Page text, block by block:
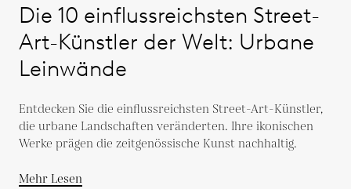
Die 10 einflussreichsten Street-
Art-Künstler der Welt: Urbane
Leinwände
Entdecken Sie die einflussreichsten Street-Art-Künstler,
die urbane Landschaften veränderten. Ihre ikonischen
Werke prägen die zeitgenössische Kunst nachhaltig.
Mehr Lesen